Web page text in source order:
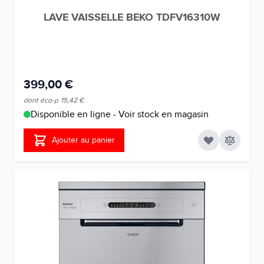
LAVE VAISSELLE BEKO TDFV16310W
399,00 €
dont éco-p 15,42 €
Disponible en ligne - Voir stock en magasin
Ajouter au panier